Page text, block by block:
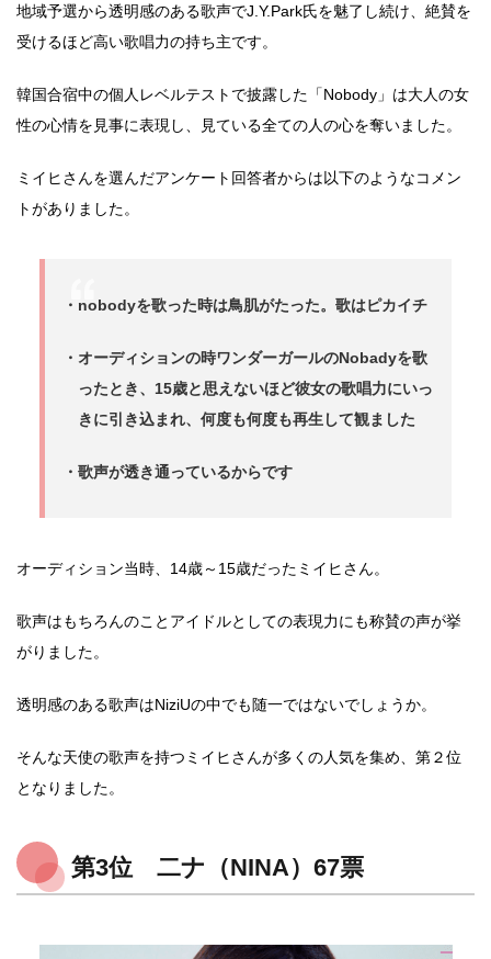
地域予選から透明感のある歌声でJ.Y.Park氏を魅了し続け、絶賛を
受けるほど高い歌唱力の持ち主です。
韓国合宿中の個人レベルテストで披露した「Nobody」は大人の女
性の心情を見事に表現し、見ている全ての人の心を奪いました。
ミイヒさんを選んだアンケート回答者からは以下のようなコメン
トがありました。
・nobodyを歌った時は鳥肌がたった。歌はピカイチ
・オーディションの時ワンダーガールのNobadyを歌
ったとき、15歳と思えないほど彼女の歌唱力にいっ
きに引き込まれ、何度も何度も再生して観ました
・歌声が透き通っているからです
オーディション当時、14歳～15歳だったミイヒさん。
歌声はもちろんのことアイドルとしての表現力にも称賛の声が挙
がりました。
透明感のある歌声はNiziUの中でも随一ではないでしょうか。
そんな天使の歌声を持つミイヒさんが多くの人気を集め、第２位
となりました。
第3位 二ナ（NINA）67票